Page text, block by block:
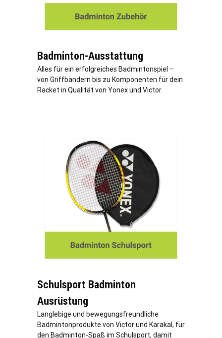
Badminton-Ausstattung
Alles für ein erfolgreiches Badmintonspiel –
von Griffbändern bis zu Komponenten für dein
Racket in Qualität von Yonex und Victor.
Schulsport Badminton
Ausrüstung
Langlebige und bewegungsfreundliche
Badmintonprodukte von Victor und Karakal, für
den Badminton-Spaß im Schulsport, damit